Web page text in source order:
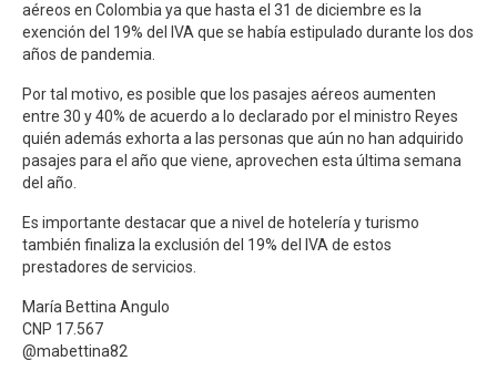
aéreos en Colombia ya que hasta el 31 de diciembre es la
exención del 19% del IVA que se había estipulado durante los dos
años de pandemia.
Por tal motivo, es posible que los pasajes aéreos aumenten
entre 30 y 40% de acuerdo a lo declarado por el ministro Reyes
quién además exhorta a las personas que aún no han adquirido
pasajes para el año que viene, aprovechen esta última semana
del año.
Es importante destacar que a nivel de hotelería y turismo
también finaliza la exclusión del 19% del IVA de estos
prestadores de servicios.
María Bettina Angulo
CNP 17.567
@mabettina82